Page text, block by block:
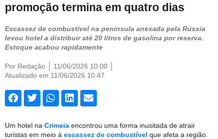
promoção termina em quatro dias
Escassez de combustível na península anexada pela Rússia
levou hotel a distribuir até 20 litros de gasolina por reserva.
Estoque acabou rapidamente
Por Redação
11/06/2026 10:00
Atualizado em 11/06/2026 10:47
Um hotel na Crimeia encontrou uma forma inusitada de atrair
turistas em meio à escassez de combustível que afeta a região.